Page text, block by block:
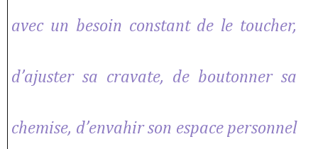
avec un besoin constant de le toucher,
d’ajuster sa cravate, de boutonner sa
chemise, d’envahir son espace personnel